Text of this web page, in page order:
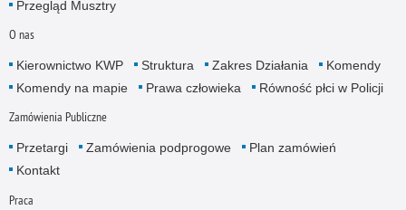
Przegląd Musztry
O nas
Kierownictwo KWP Struktura Zakres Działania
Komendy
Komendy na mapie
Prawa człowieka Równość płci w Policji
Zamówienia Publiczne
Przetargi Zamówienia podprogowe
Plan zamówień
Kontakt
Praca